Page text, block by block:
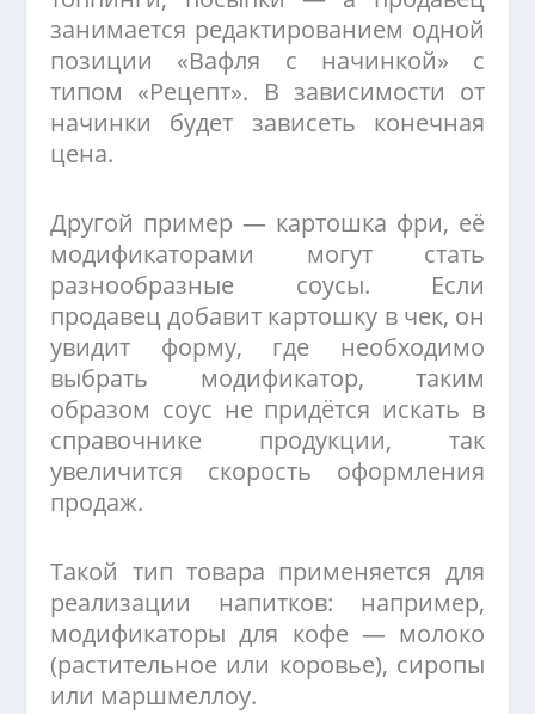
занимается редактированием одной
позиции «Вафля с начинкой» с
типом «Рецепт». В зависимости от
начинки будет зависеть конечная
цена.
Другой пример — картошка фри, её
модификаторами могут стать
разнообразные соусы. Если
продавец добавит картошку в чек, он
увидит форму, где необходимо
выбрать модификатор, таким
образом соус не придётся искать в
справочнике продукции, так
увеличится скорость оформления
продаж.
Такой тип товара применяется для
реализации напитков: например,
модификаторы для кофе — молоко
(растительное или коровье), сиропы
или маршмеллоу.